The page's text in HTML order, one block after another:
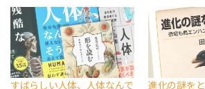
すばらしい人体、人体なんで
進化の謎を